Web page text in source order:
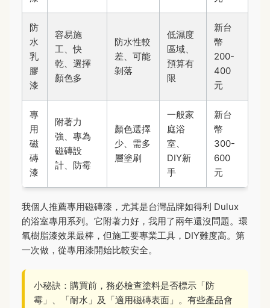
防
水
乳
膠
漆
容易施
工、快
乾、選擇
顏色多
防水性較
差、可能
剝落
低濕度
區域、
預算有
限
新台
幣
200-
400
元
專
用
磁
磚
漆
附著力
強、專為
磁磚設
計、防霉
顏色選擇
少、需多
層塗刷
一般家
庭浴
室、
DIY新
手
新台
幣
300-
600
元
我個人推薦專用磁磚漆，尤其是台灣品牌如得利 Dulux
的浴室專用系列。它附著力好，我用了兩年還沒問題。環
氧樹脂漆效果最棒，但施工要專業工具，DIY難度高。第
一次做，從專用漆開始比較安全。
小秘訣：購買前，務必檢查塗料是否標示「防
霉」、「耐水」及「適用磁磚表面」。有些產品會